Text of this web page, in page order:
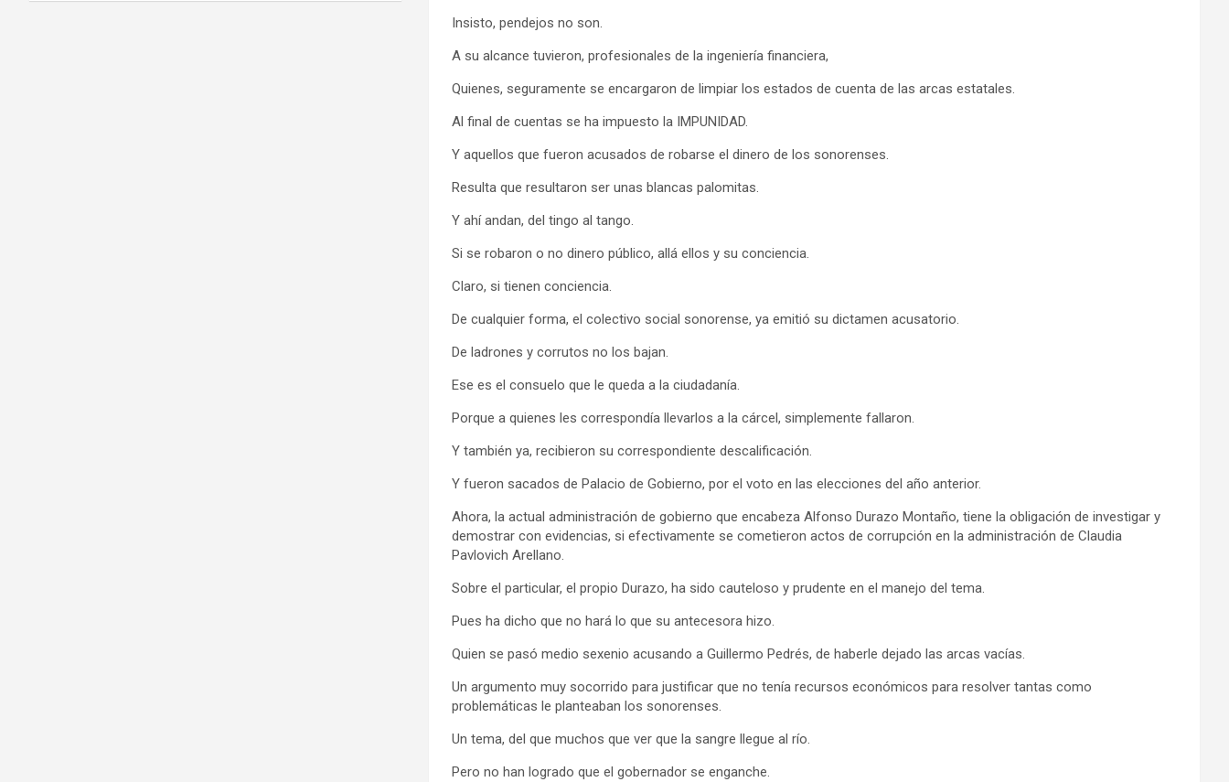
Insisto, pendejos no son.
A su alcance tuvieron, profesionales de la ingeniería financiera,
Quienes, seguramente se encargaron de limpiar los estados de cuenta de las arcas estatales.
Al final de cuentas se ha impuesto la IMPUNIDAD.
Y aquellos que fueron acusados de robarse el dinero de los sonorenses.
Resulta que resultaron ser unas blancas palomitas.
Y ahí andan, del tingo al tango.
Si se robaron o no dinero público, allá ellos y su conciencia.
Claro, si tienen conciencia.
De cualquier forma, el colectivo social sonorense, ya emitió su dictamen acusatorio.
De ladrones y corrutos no los bajan.
Ese es el consuelo que le queda a la ciudadanía.
Porque a quienes les correspondía llevarlos a la cárcel, simplemente fallaron.
Y también ya, recibieron su correspondiente descalificación.
Y fueron sacados de Palacio de Gobierno, por el voto en las elecciones del año anterior.
Ahora, la actual administración de gobierno que encabeza Alfonso Durazo Montaño, tiene la obligación de investigar y
demostrar con evidencias, si efectivamente se cometieron actos de corrupción en la administración de Claudia
Pavlovich Arellano.
Sobre el particular, el propio Durazo, ha sido cauteloso y prudente en el manejo del tema.
Pues ha dicho que no hará lo que su antecesora hizo.
Quien se pasó medio sexenio acusando a Guillermo Pedrés, de haberle dejado las arcas vacías.
Un argumento muy socorrido para justificar que no tenía recursos económicos para resolver tantas como
problemáticas le planteaban los sonorenses.
Un tema, del que muchos que ver que la sangre llegue al río.
Pero no han logrado que el gobernador se enganche.